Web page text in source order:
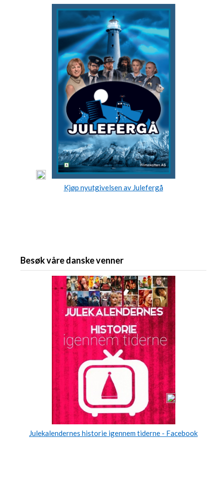
Kjøp nyutgivelsen av Julefergå
Besøk våre danske venner
Julekalendernes historie igennem tiderne - Facebook